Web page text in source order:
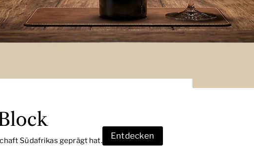
Südafrikas geprägt hat. Entdecken